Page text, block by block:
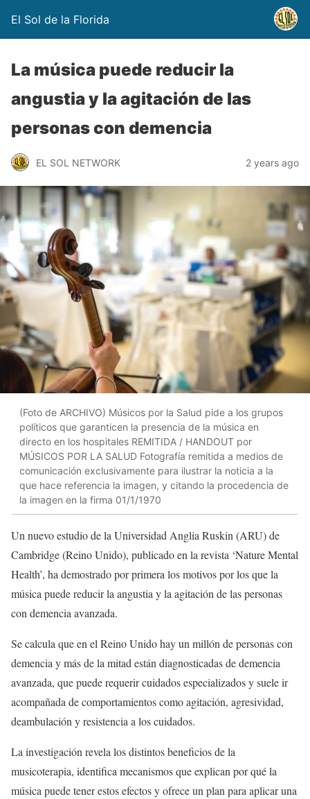
El Sol de la Florida
La música puede reducir la
angustia y la agitación de las
personas con demencia
EL SOL NETWORK 2 years ago
(Foto de ARCHIVO) Músicos por la Salud pide a los grupos
políticos que garanticen la presencia de la música en
directo en los hospitales REMITIDA / HANDOUT por
MÚSICOS POR LA SALUD Fotografía remitida a medios de
comunicación exclusivamente para ilustrar la noticia a la
que hace referencia la imagen, y citando la procedencia de
la imagen en la firma 01/1/1970
Un nuevo estudio de la Universidad Anglia Ruskin (ARU) de
Cambridge (Reino Unido), publicado en la revista ‘Nature Mental
Health’, ha demostrado por primera los motivos por los que la
música puede reducir la angustia y la agitación de las personas
con demencia avanzada.
Se calcula que en el Reino Unido hay un millón de personas con
demencia y más de la mitad están diagnosticadas de demencia
avanzada, que puede requerir cuidados especializados y suele ir
acompañada de comportamientos como agitación, agresividad,
deambulación y resistencia a los cuidados.
La investigación revela los distintos beneficios de la
musicoterapia, identifica mecanismos que explican por qué la
música puede tener estos efectos y ofrece un plan para aplicar una